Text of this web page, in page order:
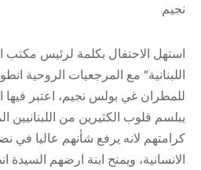
نجيم
استهل الاحتفال بكلمة لرئيس مكتب
اللبنانية” مع المرجعيات الروحية
للمطران غي بولس نجيم، اعتبر فيها
يبلسم قلوب الكثيرين من اللبنانيين
كرامتهم لانه يرفع شأنهم عاليا
الانسانية، ويمنح ابنة ارضهم السيدة